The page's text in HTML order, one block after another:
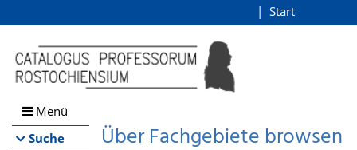
Browsen
direkt zum Inhalt
Start
Menü
Suche
Über Fachgebiete browsen